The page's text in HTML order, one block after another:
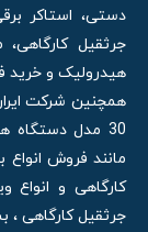
دستی، استاکر
جرثقیل کارگاهی،
هیدرولیک و خرید
30 مدل
مانند فروش انواع
کارگاهی و انواع
جرثقیل کارگاهی ،